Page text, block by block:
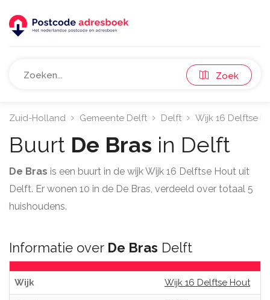
Zoek
Zuid-Holland Gemeente Delft Delft Wijk 16 Delftse
Buurt De Bras in Delft
De Bras is een buurt in de wijk Wijk 16 Delftse Hout uit
Delft. Er wonen 10 in de De Bras, verdeeld over totaal 5
huishoudens.
Informatie over De Bras Delft
Wijk Wijk 16 Delftse Hout